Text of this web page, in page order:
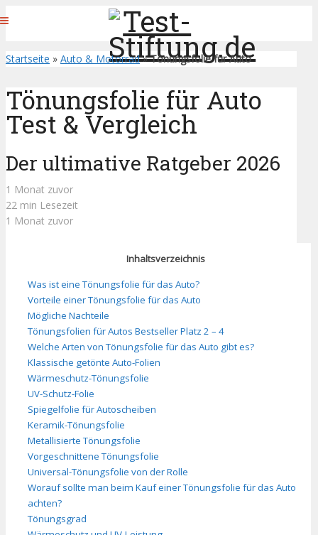
Startseite » Auto & Motorrad»Tönungsfolie für Auto
Tönungsfolie für Auto
Test & Vergleich
Der ultimative Ratgeber 2026
1 Monat zuvor
22 min Lesezeit
1 Monat zuvor
Inhaltsverzeichnis
Was ist eine Tönungsfolie für das Auto?
Vorteile einer Tönungsfolie für das Auto
Mögliche Nachteile
Tönungsfolien für Autos Bestseller Platz 2 – 4
Welche Arten von Tönungsfolie für das Auto gibt es?
Klassische getönte Auto-Folien
Wärmeschutz-Tönungsfolie
UV-Schutz-Folie
Spiegelfolie für Autoscheiben
Keramik-Tönungsfolie
Metallisierte Tönungsfolie
Vorgeschnittene Tönungsfolie
Universal-Tönungsfolie von der Rolle
Worauf sollte man beim Kauf einer Tönungsfolie für das Auto
achten?
Tönungsgrad